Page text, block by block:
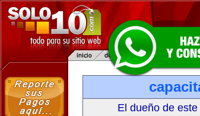
El dueño de